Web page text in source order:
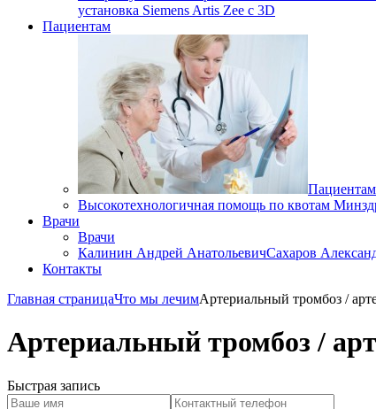
установка Siemens Artis Zee с 3D
Пациентам
Пациентам
Высокотехнологичная помощь по квотам
Врачи
Врачи
Калинин Андрей АнатольевичСахаров
Контакты
Главная страницаЧто мы лечимАртериальный тромбоз /
Артериальный тромбоз /
Быстрая запись